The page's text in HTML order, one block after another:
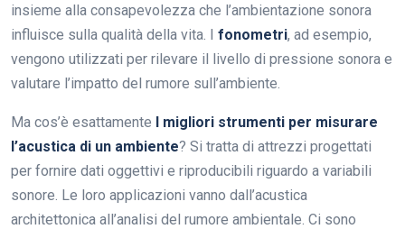
insieme alla consapevolezza che l’ambientazione sonora
influisce sulla qualità della vita. I fonometri, ad esempio,
vengono utilizzati per rilevare il livello di pressione sonora e
valutare l’impatto del rumore sull’ambiente.
Ma cos’è esattamente I migliori strumenti per misurare
l’acustica di un ambiente? Si tratta di attrezzi progettati
per fornire dati oggettivi e riproducibili riguardo a variabili
sonore. Le loro applicazioni vanno dall’acustica
architettonica all’analisi del rumore ambientale. Ci sono